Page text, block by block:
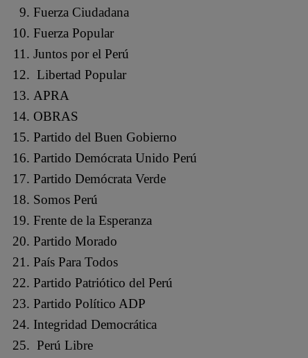
Fuerza Ciudadana
Fuerza Popular
Juntos por el Perú
Libertad Popular
APRA
OBRAS
Partido del Buen Gobierno
Partido Demócrata Unido Perú
Partido Demócrata Verde
Somos Perú
Frente de la Esperanza
Partido Morado
País Para Todos
Partido Patriótico del Perú
Partido Político ADP
Integridad Democrática
Perú Libre